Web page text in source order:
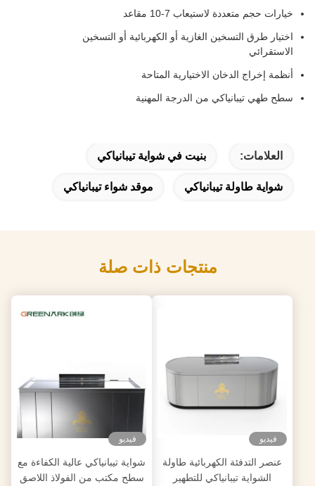
خيارات حجم متعددة لاستيعاب 7-10 مقاعد
اختيار طرق التسخين الغازية أو الكهربائية أو التسخين
الاستقرائي
أنظمة إخراج الدخان الاختيارية المتاحة
سطح طهي تيبانياكي من الدرجة المهنية
العلامات: بنيت في شواية تيبانياكي
شواية طاولة تيبانياكي موقد شواء تيبانياكي
منتجات ذات صلة
فيديو
عنصر التدفئة الكهربائية طاولة
الشواية تيبانياكي للتطهير
فيديو
شواية تيبانياكي عالية الكفاءة مع
سطح مكتب من الفولاذ اللاصق